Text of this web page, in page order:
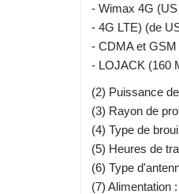
- Wimax 4G
- 4G LTE) (de
- CDMA et
- LOJACK (160
(2) Puissance
(3) Rayon de
(4) Type de
(5) Heures de
(6) Type
(7) Alimentation